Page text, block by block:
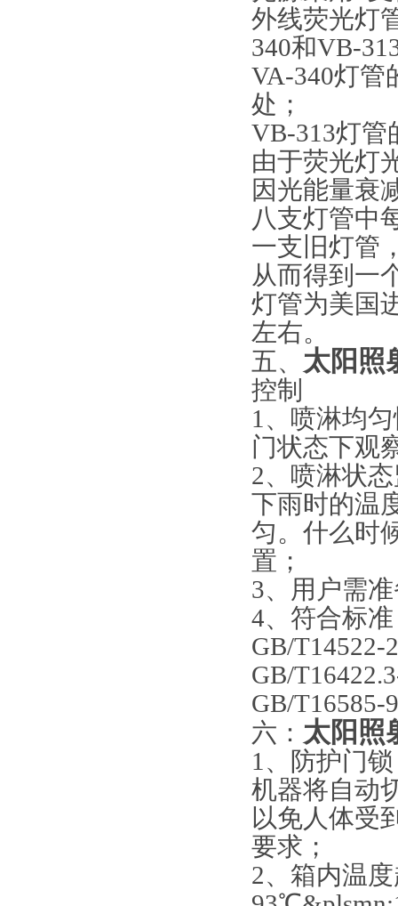
外线荧光灯
340和VB-
VA-340灯管
处；
VB-313灯管
由于荧光灯
因光能量衰
八支灯管中
一支旧灯管
从而得到一
灯管为美国
左右。
五、 太阳照
控制
1、喷淋均
门状态下观
2、喷淋状
下雨时的温
匀。什么时
置；
3、用户需
4、符合标
GB/T14522-
GB/
GB/
六： 太阳照
1、防护门
机器将自动
以免人体受
要求；
2、箱内温